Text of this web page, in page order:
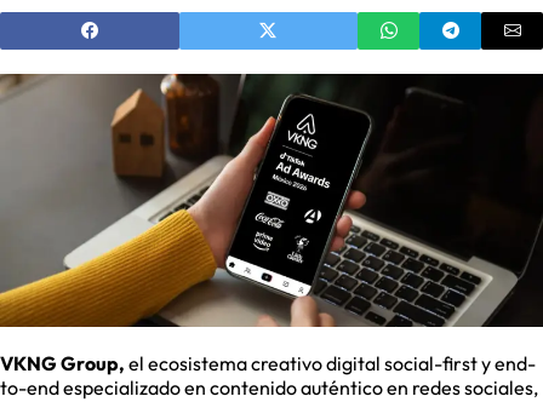
VKNG Group, el ecosistema creativo digital social-first y end-
to-end especializado en contenido auténtico en redes sociales,